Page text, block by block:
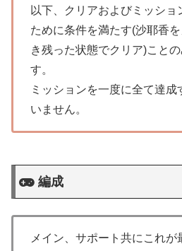
以下、クリアおよびミッシ
ために条件を満たす(沙耶香
き残った状態でクリア)こと
す。
ミッションを一度に全て達成
いません。
編成
メイン、サポート共にこれ